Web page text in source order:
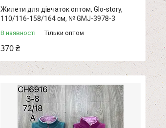
Жилети для дівчаток оптом, Glo-story,
110/116-158/164 см, № GMJ-3978-3
В наявності Тільки оптом
370 ₴